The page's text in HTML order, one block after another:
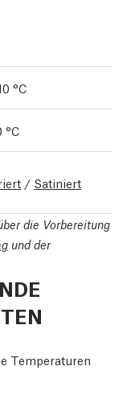
°C
°C
/ Satiniert
die Vorbereitung
und der
Temperaturen